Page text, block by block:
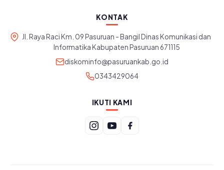
KONTAK
Jl. Raya Raci Km. 09 Pasuruan - Bangil Dinas Komunikasi dan
Informatika Kabupaten Pasuruan 671115
diskominfo@pasuruankab.go.id
0343429064
IKUTI KAMI